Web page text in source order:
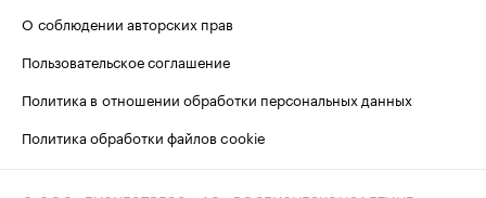
О соблюдении авторских прав
Пользовательское соглашение
Политика в отношении обработки персональных данных
Политика обработки файлов cookie